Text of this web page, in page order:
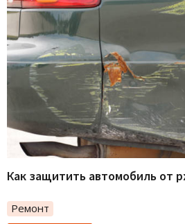
Как защитить автомобиль от
Ремонт